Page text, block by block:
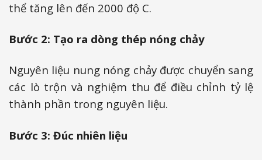
thể tăng lên đến 2000 độ C.
Bước 2: Tạo ra dòng thép nóng chảy
Nguyên liệu nung nóng chảy được chuyển sang
các lò trộn và nghiệm thu để điều chỉnh tỷ lệ
thành phần trong nguyên liệu.
Bước 3: Đúc nhiên liệu